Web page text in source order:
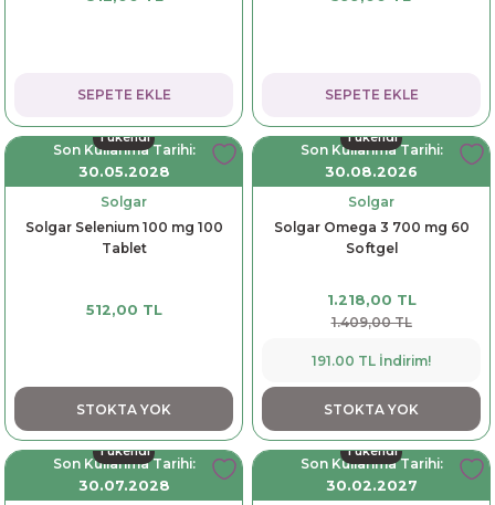
SEPETE EKLE SEPETE EKLE
Tükendi
Son Kullanma Tarihi:
30.05.2028
Solgar
Solgar Selenium 100 mg 100
Tablet
512,00 TL
STOKTA YOK
Tükendi
Son Kullanma Tarihi:
30.08.2026
Solgar
Solgar Omega 3 700 mg 60
Softgel
1.218,00 TL
1.409,00 TL
191.00 TL İndirim!
STOKTA YOK
Tükendi
Son Kullanma Tarihi:
30.07.2028
Tükendi
Son Kullanma Tarihi:
30.02.2027